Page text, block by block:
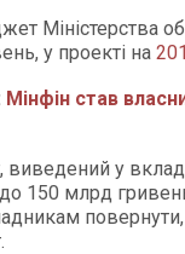
Міністерства
у проекті на
Мінфін став
виведений у
150 млрд